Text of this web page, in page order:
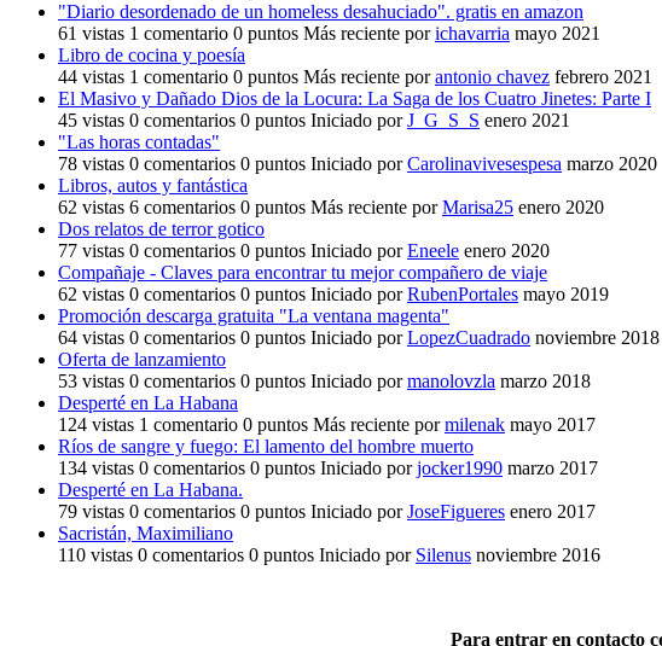
"Diario desordenado de un homeless desahuciado". gratis en amazon
61 vistas 1 comentario 0 puntos Más reciente porichavarria mayo 2021
Libro de cocina y poesía
44 vistas 1 comentario 0 puntos Más reciente porantonio chavez febrero 2021
El Masivo y Dañado Dios de la Locura: La Saga de los Cuatro Jinetes: Parte I
45 vistas 0 comentarios 0 puntos Iniciado porJ_G_S_S enero 2021
"Las horas contadas"
78 vistas 0 comentarios 0 puntos Iniciado porCarolinavivesespesa marzo 2020
Libros, autos y fantástica
62 vistas 6 comentarios 0 puntos Más reciente porMarisa25 enero 2020
Dos relatos de terror gotico
77 vistas 0 comentarios 0 puntos Iniciado porEneele enero 2020
Compañaje - Claves para encontrar tu mejor compañero de viaje
62 vistas 0 comentarios 0 puntos Iniciado porRubenPortales mayo 2019
Promoción descarga gratuita "La ventana magenta"
64 vistas 0 comentarios 0 puntos Iniciado porLopezCuadrado noviembre 2018
Oferta de lanzamiento
53 vistas 0 comentarios 0 puntos Iniciado pormanolovzla marzo 2018
Desperté en La Habana
124 vistas 1 comentario 0 puntos Más reciente pormilenak mayo 2017
Ríos de sangre y fuego: El lamento del hombre muerto
134 vistas 0 comentarios 0 puntos Iniciado porjocker1990 marzo 2017
Desperté en La Habana.
79 vistas 0 comentarios 0 puntos Iniciado porJoseFigueres enero 2017
Sacristán, Maximiliano
110 vistas 0 comentarios 0 puntos Iniciado por Silenus noviembre 2016
Para entrar en contacto